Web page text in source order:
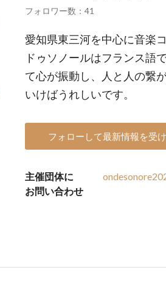
フォロワー数：41
愛知県東三河を中心に音楽
ドゥソノールはフランス語
て心が振動し、人と人の繋
いけばうれしいです。
フォローして最新情報を受
主催団体に
お問い合わせ